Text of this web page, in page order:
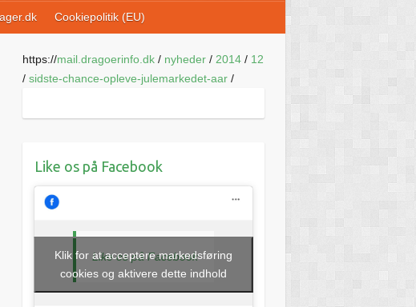
Cookiepolitik (EU)
https://mail.dragoerinfo.dk/ nyheder/ 2014/ 12
/ sidste-chance-opleve-julemarkedet-aar/
Like os på Facebook
Like os på Facebook
Klik for at acceptere markedsføring
cookies og aktivere dette indhold